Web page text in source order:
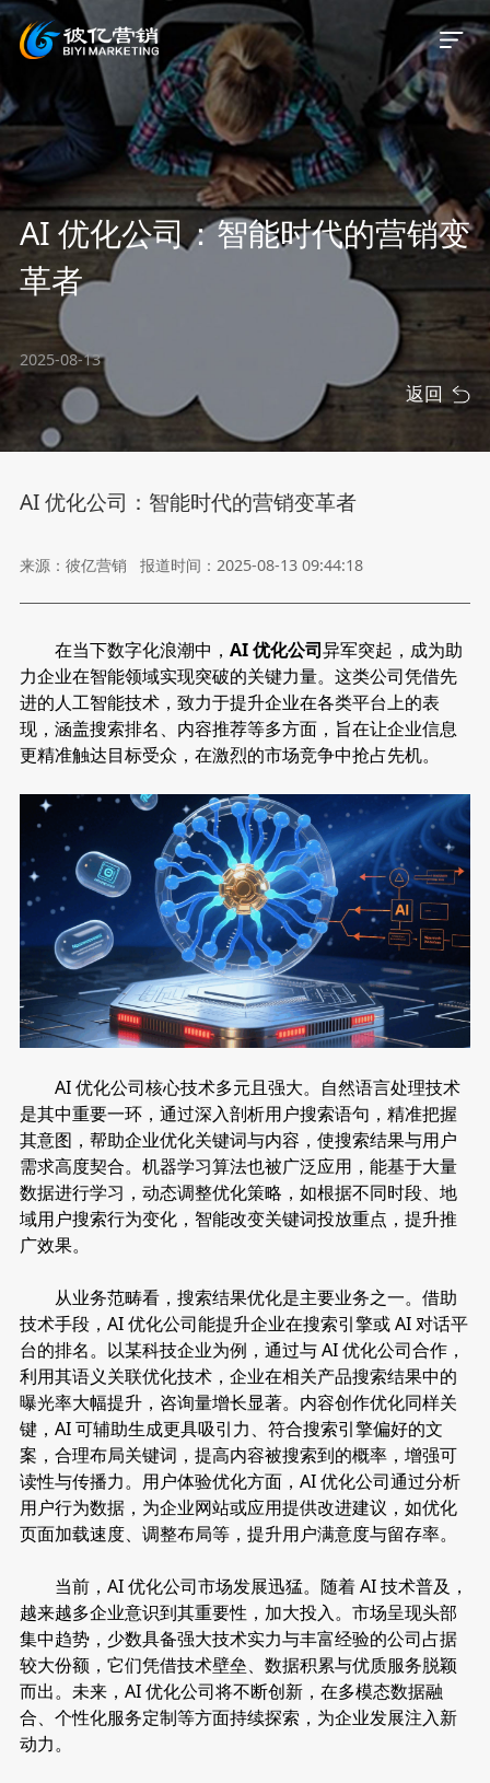
首页
关于我们
服务案例
新闻资讯
AI 优化公司：智能时代的营销变
革者
2025-08-13
返回
AI 优化公司：智能时代的营销变革者
来源：彼亿营销 报道时间：2025-08-13 09:44:18
在当下数字化浪潮中， AI 优化公司异军突起，成为助
力企业在智能领域实现突破的关键力量。这类公司凭借先
进的人工智能技术，致力于提升企业在各类平台上的表
现，涵盖搜索排名、内容推荐等多方面，旨在让企业信息
更精准触达目标受众，在激烈的市场竞争中抢占先机。
AI 优化公司核心技术多元且强大。自然语言处理技术
是其中重要一环，通过深入剖析用户搜索语句，精准把握
其意图，帮助企业优化关键词与内容，使搜索结果与用户
需求高度契合。机器学习算法也被广泛应用，能基于大量
数据进行学习，动态调整优化策略，如根据不同时段、地
域用户搜索行为变化，智能改变关键词投放重点，提升推
广效果。
从业务范畴看，搜索结果优化是主要业务之一。借助
技术手段，AI 优化公司能提升企业在搜索引擎或 AI 对话平
台的排名。以某科技企业为例，通过与 AI 优化公司合作，
利用其语义关联优化技术，企业在相关产品搜索结果中的
曝光率大幅提升，咨询量增长显著。内容创作优化同样关
键，AI 可辅助生成更具吸引力、符合搜索引擎偏好的文
案，合理布局关键词，提高内容被搜索到的概率，增强可
读性与传播力。用户体验优化方面，AI 优化公司通过分析
用户行为数据，为企业网站或应用提供改进建议，如优化
页面加载速度、调整布局等，提升用户满意度与留存率。
当前，AI 优化公司市场发展迅猛。随着 AI 技术普及，
越来越多企业意识到其重要性，加大投入。市场呈现头部
集中趋势，少数具备强大技术实力与丰富经验的公司占据
较大份额，它们凭借技术壁垒、数据积累与优质服务脱颖
而出。未来，AI 优化公司将不断创新，在多模态数据融
合、个性化服务定制等方面持续探索，为企业发展注入新
动力。